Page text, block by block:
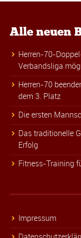
Alle neuen
Herren-70-
Verbandsliga
Herren-70
dem 3. Platz
Die ersten
Das traditionelle
Erfolg
Fitness-Training
Impressum